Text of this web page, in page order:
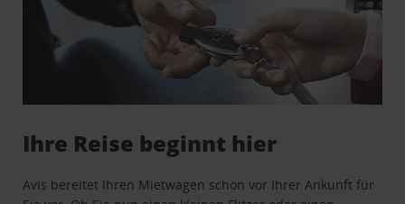
Ihre Reise beginnt hier
Avis bereitet Ihren Mietwagen schon vor Ihrer Ankunft für